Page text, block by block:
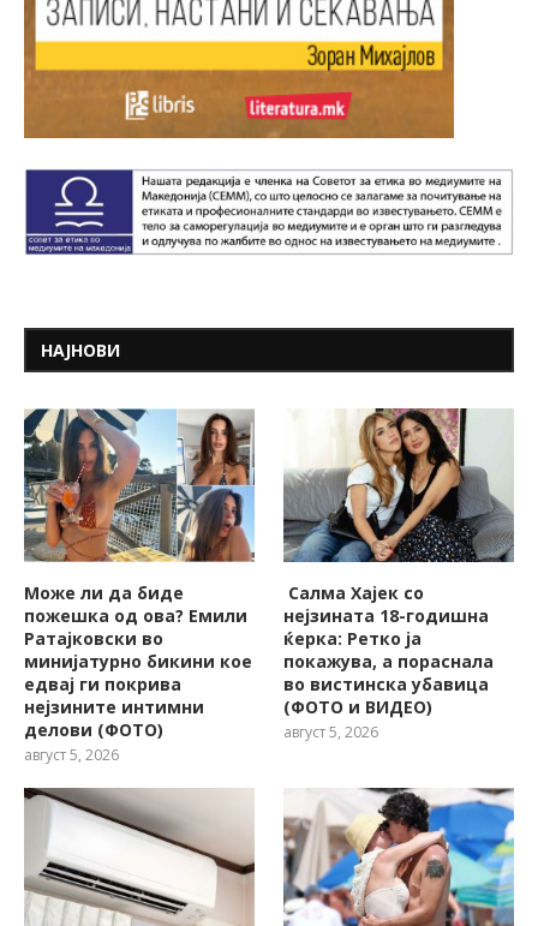
НАЈНОВИ
Може ли да биде
пожешкa од ова? Емили
Ратајковски во
минијатурно бикини кое
едвај ги покрива
нејзините интимни
делови (ФОТО)
август 5, 2026
Салма Хајек со
нејзината 18-годишна
ќерка: Ретко ја
покажува, a пораснала
во вистинска убавица
(ФОТО и ВИДЕО)
август 5, 2026